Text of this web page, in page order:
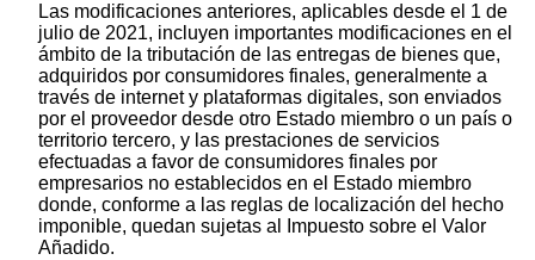
Las modificaciones anteriores, aplicables desde el 1 de
julio de 2021, incluyen importantes modificaciones en el
ámbito de la tributación de las entregas de bienes que,
adquiridos por consumidores finales, generalmente a
través de internet y plataformas digitales, son enviados
por el proveedor desde otro Estado miembro o un país o
territorio tercero, y las prestaciones de servicios
efectuadas a favor de consumidores finales por
empresarios no establecidos en el Estado miembro
donde, conforme a las reglas de localización del hecho
imponible, quedan sujetas al Impuesto sobre el Valor
Añadido.